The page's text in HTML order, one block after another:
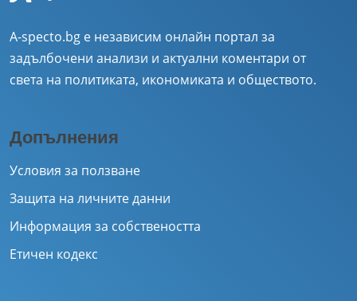
A-specto.bg е независим онлайн портал за
задълбочени анализи и актуални коментари от
света на политиката, икономиката и обществото.
Допълнения
Условия за ползване
Защита на личните данни
Информация за собствеността
Етичен кодекс